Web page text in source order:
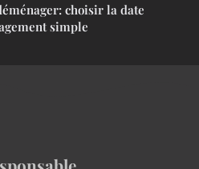
choisir la date
simple